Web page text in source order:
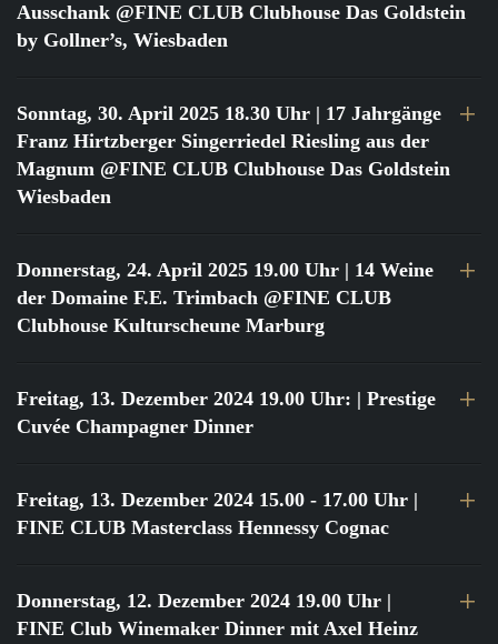
Ausschank @FINE CLUB Clubhouse Das Goldstein
by Gollner’s, Wiesbaden
Sonntag, 30. April 2025 18.30 Uhr | 17 Jahrgänge
Franz Hirtzberger Singerriedel Riesling aus der
Magnum @FINE CLUB Clubhouse Das Goldstein
Wiesbaden
Donnerstag, 24. April 2025 19.00 Uhr | 14 Weine
der Domaine F.E. Trimbach @FINE CLUB
Clubhouse Kulturscheune Marburg
Freitag, 13. Dezember 2024 19.00 Uhr: | Prestige
Cuvée Champagner Dinner
Freitag, 13. Dezember 2024 15.00 - 17.00 Uhr |
FINE CLUB Masterclass Hennessy Cognac
Donnerstag, 12. Dezember 2024 19.00 Uhr |
FINE Club Winemaker Dinner mit Axel Heinz